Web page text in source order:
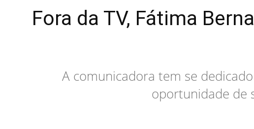
Fora da TV, Fátima
A comunicadora tem se
oportunidade de